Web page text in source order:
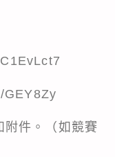
GEY8Zy
附件。（如競賽